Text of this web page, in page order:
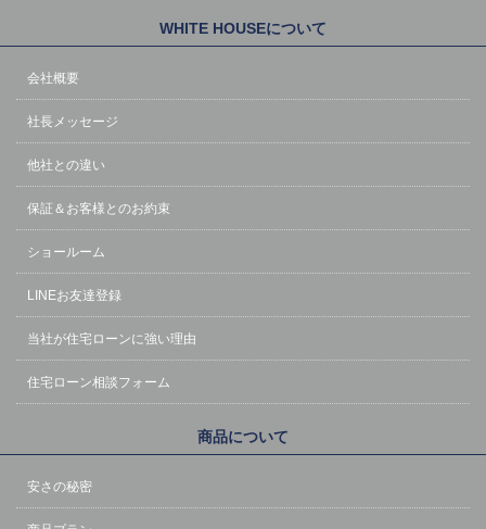
WHITE HOUSEについて
会社概要
社長メッセージ
他社との違い
保証＆お客様とのお約束
ショールーム
LINEお友達登録
当社が住宅ローンに強い理由
住宅ローン相談フォーム
商品について
安さの秘密